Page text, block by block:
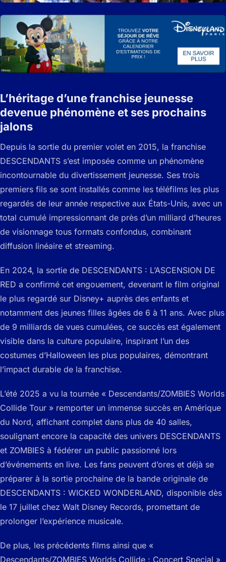
L’héritage d’une franchise jeunesse
devenue phénomène et ses prochains
jalons
Depuis la sortie du premier volet en 2015, la franchise
DESCENDANTS s’est imposée comme un phénomène
incontournable du divertissement jeunesse. Ses trois
premiers fils se sont installés comme les téléfilms les plus
regardés de leur année respective aux États-Unis, avec un
total cumulé impressionnant de près d’un milliard d’heures
de visionnage tous formats confondus, combinant
diffusion linéaire et streaming.
En 2024, la sortie de DESCENDANTS : L’ASCENSION DE
RED a confirmé cet engouement, devenant le film original
le plus regardé sur Disney+ auprès des enfants et
notamment des jeunes filles âgées de 6 à 11 ans. Avec plus
de 9 milliards de vues cumulées, ce succès est également
visible dans la culture populaire, inspirant l’un des
costumes d’Halloween les plus populaires, démontrant
l’impact durable de la franchise.
L’été 2025 a vu la tournée « Descendants/ZOMBIES Worlds
Collide Tour » remporter un immense succès en Amérique
du Nord, affichant complet dans plus de 40 salles,
soulignant encore la capacité des univers DESCENDANTS
et ZOMBIES à fédérer un public passionné lors
d’événements en live. Les fans peuvent d’ores et déjà se
préparer à la sortie prochaine de la bande originale de
DESCENDANTS : WICKED WONDERLAND, disponible dès
le 17 juillet chez Walt Disney Records, promettant de
prolonger l’expérience musicale.
De plus, les précédents films ainsi que «
Descendants/ZOMBIES Worlds Collide : Concert Special »